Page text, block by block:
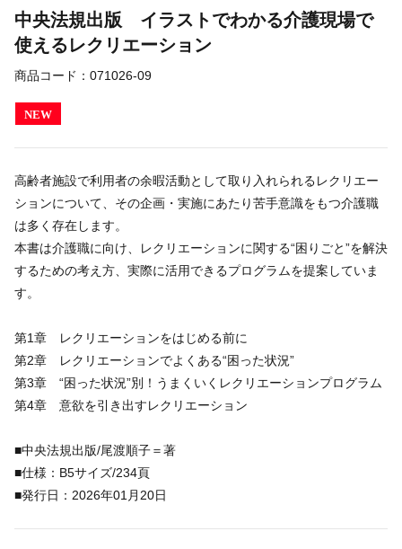
中央法規出版 イラストでわかる介護現場で
使えるレクリエーション
商品コード： 071026-09
NEW
高齢者施設で利用者の余暇活動として取り入れられるレクリエー
ションについて、その企画・実施にあたり苦手意識をもつ介護職
は多く存在します。
本書は介護職に向け、レクリエーションに関する“困りごと”を解決
するための考え方、実際に活用できるプログラムを提案していま
す。
第1章 レクリエーションをはじめる前に
第2章 レクリエーションでよくある“困った状況”
第3章 “困った状況”別！うまくいくレクリエーションプログラム
第4章 意欲を引き出すレクリエーション
■中央法規出版/尾渡順子＝著
■仕様：B5サイズ/234頁
■発行日：2026年01月20日